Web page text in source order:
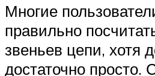
Многие
правильно
звеньев цепи, хотя
достаточно просто.